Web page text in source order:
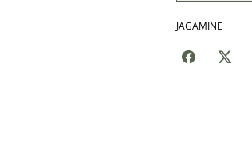
JAGAMINE